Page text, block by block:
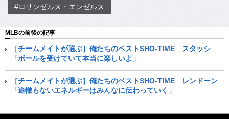
#ロサンゼルス・エンゼルス
MLBの前後の記事
［チームメイトが選ぶ］俺たちのベストSHO-TIME スタッシ
「ボールを受けていて本当に楽しいよ」
［チームメイトが選ぶ］俺たちのベストSHO-TIME レンドーン
「途轍もないエネルギーはみんなに伝わっていく」